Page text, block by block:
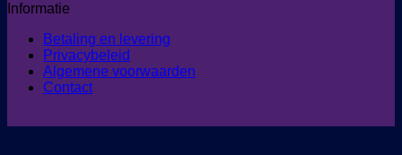
Informatie
Betaling en levering
Privacybeleid
Algemene voorwaarden
Contact